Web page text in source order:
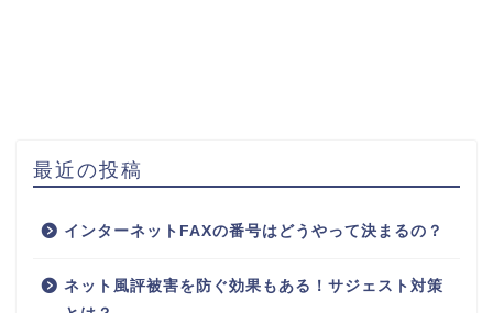
最近の投稿
インターネットFAXの番号はどうやって決まるの？
ネット風評被害を防ぐ効果もある！サジェスト対策